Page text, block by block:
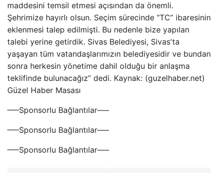
maddesini temsil etmesi açısından da önemli.
Şehrimize hayırlı olsun. Seçim sürecinde “TC” ibaresinin
eklenmesi talep edilmişti. Bu nedenle bize yapılan
talebi yerine getirdik. Sivas Belediyesi, Sivas'ta
yaşayan tüm vatandaşlarımızın belediyesidir ve bundan
sonra herkesin yönetime dahil olduğu bir anlaşma
teklifinde bulunacağız” dedi. Kaynak: (guzelhaber.net)
Güzel Haber Masası
—–Sponsorlu Bağlantılar—–
—–Sponsorlu Bağlantılar—–
—–Sponsorlu Bağlantılar—–